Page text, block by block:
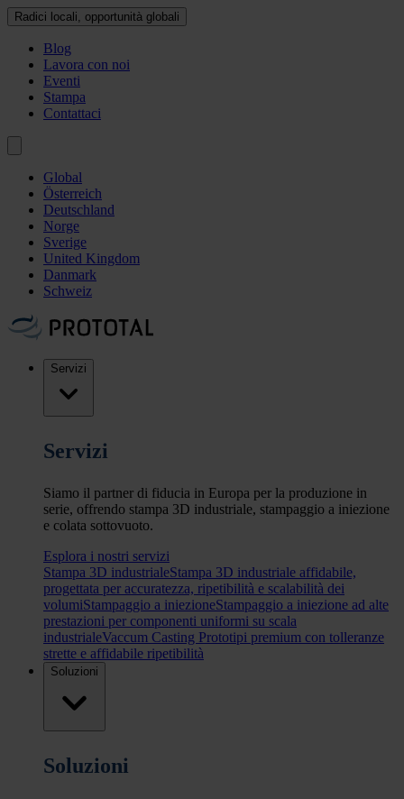
Radici locali, opportunità globali
Blog
Lavora con noi
Eventi
Stampa
Contattaci
Global
Österreich
Deutschland
Norge
Sverige
United Kingdom
Danmark
Schweiz
Servizi
Servizi
Siamo il partner di fiducia in Europa per la produzione in
serie, offrendo stampa 3D industriale, stampaggio a iniezione
e colata sottovuoto.
Esplora i nostri servizi
Stampa 3D industrialeStampa 3D industriale affidabile,
progettata per accuratezza, ripetibilità e scalabilità dei
volumiStampaggio a iniezioneStampaggio a iniezione ad alte
prestazioni per componenti uniformi su scala
industrialeVaccum Casting Prototipi premium con tolleranze
strette e affidabile ripetibilità
Soluzioni
Soluzioni